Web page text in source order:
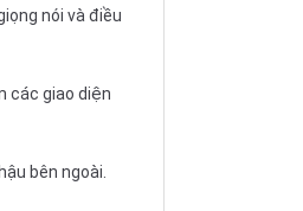
nói và điều
các giao diện
bên ngoài.